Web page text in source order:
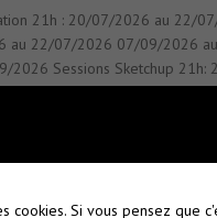
21h : 20/07/2026 au
au 22/07/2026 07/09/2026
Sessions Sketchup
cookies. Si vous pensez que